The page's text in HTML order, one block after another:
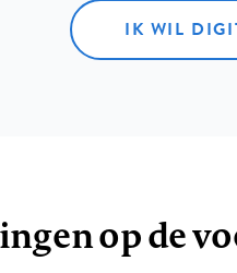
IK WIL
op de